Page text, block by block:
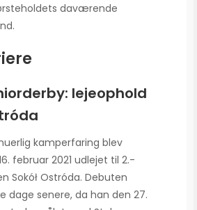
daværende
lejeophold
kamperfaring blev
februar 2021 udlejet til 2.-
Sokół Ostróda. Debuten
dage senere, da han den 27.